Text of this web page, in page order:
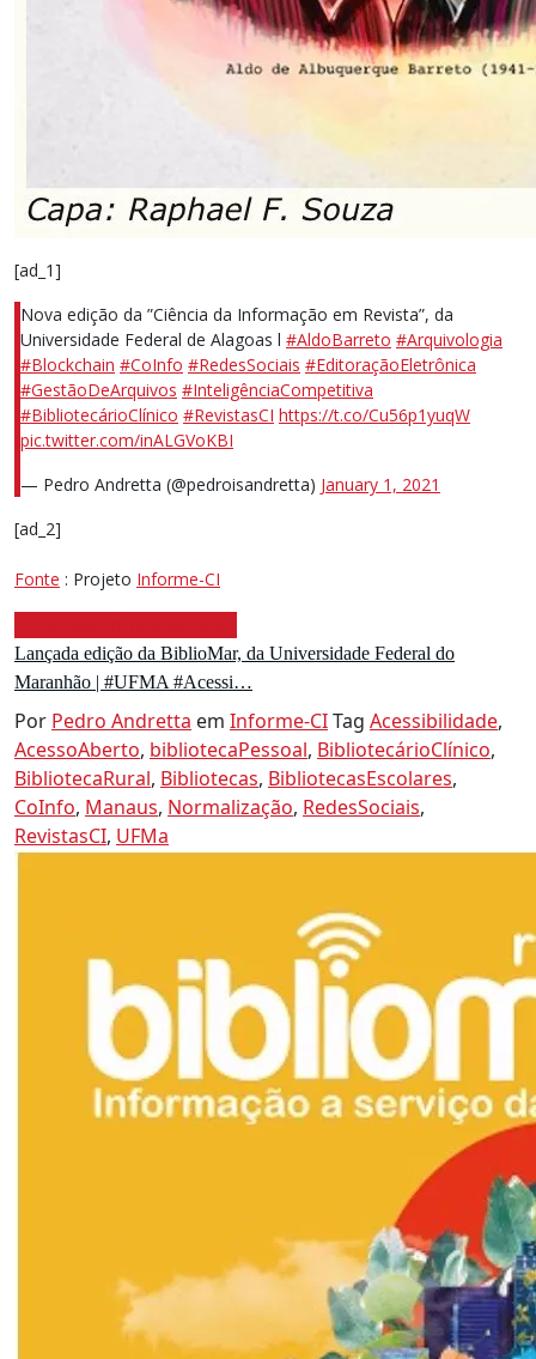
[ad_1]
Nova edição da ”Ciência da Informação em Revista”, da
Universidade Federal de Alagoas l #AldoBarreto #Arquivologia
#Blockchain #CoInfo #RedesSociais #EditoraçãoEletrônica
#GestãoDeArquivos #InteligênciaCompetitiva
#BibliotecárioClínico #RevistasCI https://t.co/Cu56p1yuqW
pic.twitter.com/inALGVoKBI
— Pedro Andretta (@pedroisandretta) January 1, 2021
[ad_2]
Fonte : Projeto Informe-CI
Lançada edição da BiblioMar, da Universidade Federal do
Maranhão | #UFMA #Acessi…
Por Pedro Andretta em Informe-CITag Acessibilidade,
AcessoAberto, bibliotecaPessoal, BibliotecárioClínico,
BibliotecaRural, Bibliotecas, BibliotecasEscolares,
CoInfo, Manaus, Normalização, RedesSociais,
RevistasCI, UFMa